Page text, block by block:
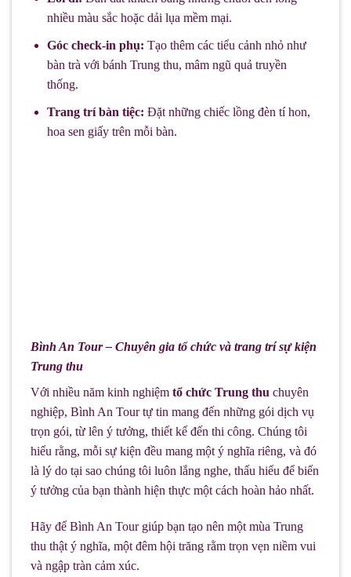
nhiều màu sắc hoặc dải lụa mềm mại.
Góc check-in phụ: Tạo thêm các tiểu cảnh nhỏ như
bàn trà với bánh Trung thu, mâm ngũ quả truyền
thống.
Trang trí bàn tiệc: Đặt những chiếc lồng đèn tí hon,
hoa sen giấy trên mỗi bàn.
Bình An Tour – Chuyên gia tổ chức và trang trí sự kiện
Trung thu
Với nhiều năm kinh nghiệm tổ chức Trung thu chuyên
nghiệp, Bình An Tour tự tin mang đến những gói dịch vụ
trọn gói, từ lên ý tưởng, thiết kế đến thi công. Chúng tôi
hiểu rằng, mỗi sự kiện đều mang một ý nghĩa riêng, và đó
là lý do tại sao chúng tôi luôn lắng nghe, thấu hiểu để biến
ý tưởng của bạn thành hiện thực một cách hoàn hảo nhất.
Hãy để Bình An Tour giúp bạn tạo nên một mùa Trung
thu thật ý nghĩa, một đêm hội trăng rằm trọn vẹn niềm vui
và ngập tràn cảm xúc.